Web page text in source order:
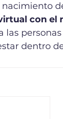
con el
dentro